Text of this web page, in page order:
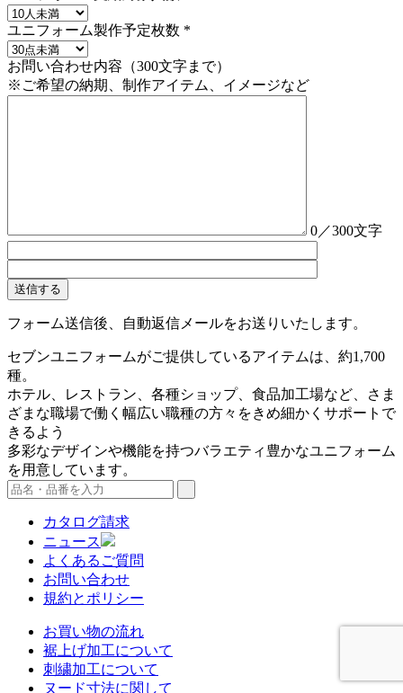
ユニフォーム製作予定枚数 *
お問い合わせ内容（300文字まで）
※ご希望の納期、制作アイテム、イメージなど
0／300文字
フォーム送信後、自動返信メールをお送りいたします。
セブンユニフォームがご提供しているアイテムは、約1,700
種。
ホテル、レストラン、各種ショップ、食品加工場など、さま
ざまな職場で働く幅広い職種の方々をきめ細かくサポートで
きるよう
多彩なデザインや機能を持つバラエティ豊かなユニフォーム
を用意しています。
カタログ請求
ニュース
よくあるご質問
お問い合わせ
規約とポリシー
お買い物の流れ
裾上げ加工について
刺繍加工について
ヌード寸法に関して